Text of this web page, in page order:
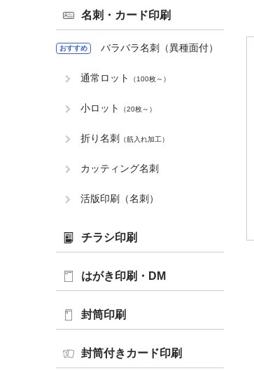
名刺・カード印刷
おすすめ バラバラ名刺（異種面付）
通常ロット （100枚～）
小ロット （20枚～）
折り名刺 （筋入れ加工）
カッティング名刺
活版印刷（名刺）
チラシ印刷
はがき印刷・DM
封筒印刷
封筒付きカード印刷